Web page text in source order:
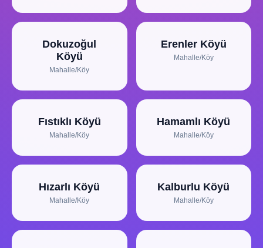
Dokuzoğul
Köyü
Mahalle/Köy
Erenler Köyü
Mahalle/Köy
Fıstıklı Köyü
Mahalle/Köy
Hamamlı Köyü
Mahalle/Köy
Hızarlı Köyü
Mahalle/Köy
Kalburlu Köyü
Mahalle/Köy